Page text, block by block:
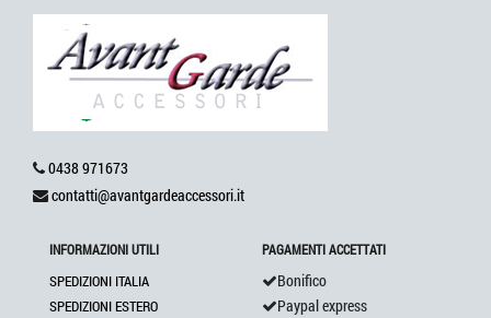
0438 971673
contatti@avantgardeaccessori.it
INFORMAZIONI UTILI
SPEDIZIONI ITALIA
SPEDIZIONI ESTERO
PAGAMENTI ACCETTATI
Bonifico
Paypal express